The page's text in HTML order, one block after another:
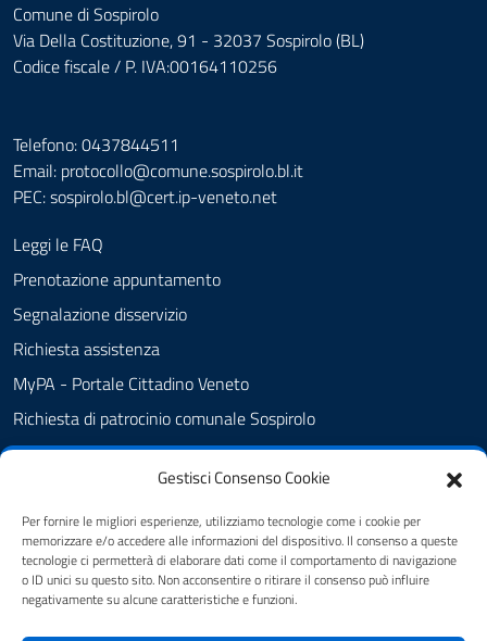
Gestisci Consenso Cookie
Per fornire le migliori esperienze, utilizziamo tecnologie come i cookie per
memorizzare e/o accedere alle informazioni del dispositivo. Il consenso a queste
tecnologie ci permetterà di elaborare dati come il comportamento di navigazione
o ID unici su questo sito. Non acconsentire o ritirare il consenso può influire
negativamente su alcune caratteristiche e funzioni.
Comune di Sospirolo
Via Della Costituzione, 91 - 32037 Sospirolo (BL)
Codice fiscale / P. IVA:00164110256
Telefono: 0437844511
Email: protocollo@comune.sospirolo.bl.it
PEC:sospirolo.bl@cert.ip-veneto.net
Leggi le FAQ
Prenotazione appuntamento
Segnalazione disservizio
Richiesta assistenza
MyPA - Portale Cittadino Veneto
Richiesta di patrocinio comunale Sospirolo
Amministrazione trasparente
Cookie Policy
Informativa privacy
Dichiarazione di accessibilità